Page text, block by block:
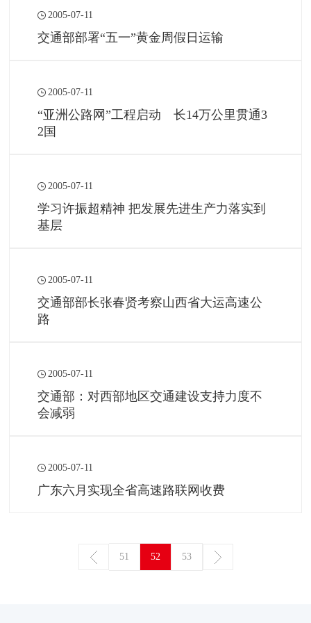
2005-07-11
交通部部署“五一”黄金周假日运输
2005-07-11
“亚洲公路网”工程启动 长14万公里贯通3
2国
2005-07-11
学习许振超精神 把发展先进生产力落实到
基层
2005-07-11
交通部部长张春贤考察山西省大运高速公
路
2005-07-11
交通部：对西部地区交通建设支持力度不
会减弱
2005-07-11
广东六月实现全省高速路联网收费
51 52 53